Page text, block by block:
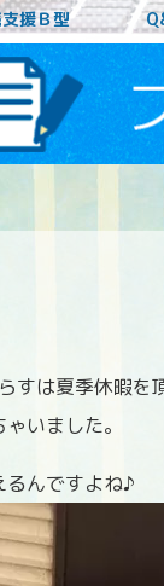
援Ｂ型
いました。
るんですよね♪